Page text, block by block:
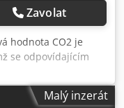
Zavolat
hodnota CO2 je
se odpovídajícím
Pomocí injektoru je
následně rozpuštěno
je sledováno
Malý inzerát